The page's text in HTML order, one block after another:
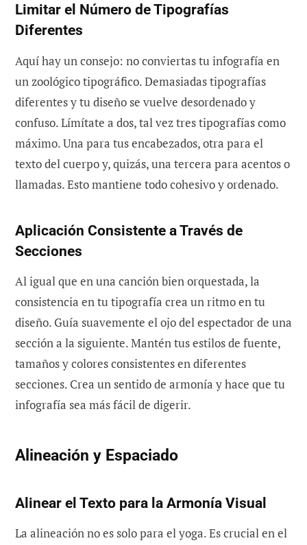
Limitar el Número de Tipografías
Diferentes
Aquí hay un consejo: no conviertas tu infografía en
un zoológico tipográfico. Demasiadas tipografías
diferentes y tu diseño se vuelve desordenado y
confuso. Límítate a dos, tal vez tres tipografías como
máximo. Una para tus encabezados, otra para el
texto del cuerpo y, quizás, una tercera para acentos o
llamadas. Esto mantiene todo cohesivo y ordenado.
Aplicación Consistente a Través de
Secciones
Al igual que en una canción bien orquestada, la
consistencia en tu tipografía crea un ritmo en tu
diseño. Guía suavemente el ojo del espectador de una
sección a la siguiente. Mantén tus estilos de fuente,
tamaños y colores consistentes en diferentes
secciones. Crea un sentido de armonía y hace que tu
infografía sea más fácil de digerir.
Alineación y Espaciado
Alinear el Texto para la Armonía Visual
La alineación no es solo para el yoga. Es crucial en el